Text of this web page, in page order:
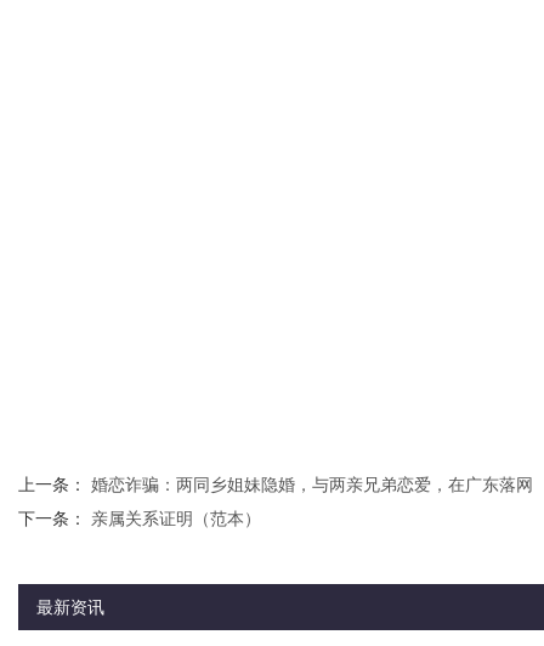
上一条： 婚恋诈骗：两同乡姐妹隐婚，与两亲兄弟恋爱，在广东落网
下一条： 亲属关系证明（范本）
最新资讯